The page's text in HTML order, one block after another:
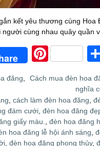
kết yêu thương cùng
người cùng nhau quây quần
Pi
er
e
st
đăng Cách mua đèn hoa
nghĩa
cách làm đèn hoa đăng
đám cưới, đèn hoa đăng
giấy màu. đèn hoa đăng
hoa đăng lễ hội ánh sáng
đèn hoa đăng phong thủy,